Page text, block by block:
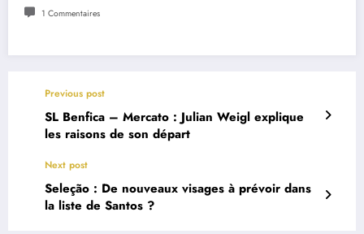
1 Commentaires
Previous post
SL Benfica – Mercato : Julian Weigl explique
les raisons de son départ
Next post
Seleção : De nouveaux visages à prévoir dans
la liste de Santos ?